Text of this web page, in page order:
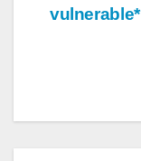
vulnerable*